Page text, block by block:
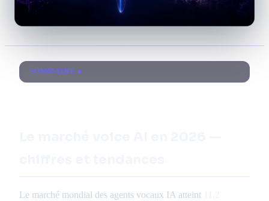
SOMMAIRE
Le marché mondial des agents vocaux IA atteint